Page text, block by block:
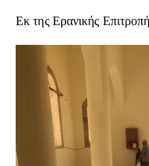
Εκ της Ερανικής